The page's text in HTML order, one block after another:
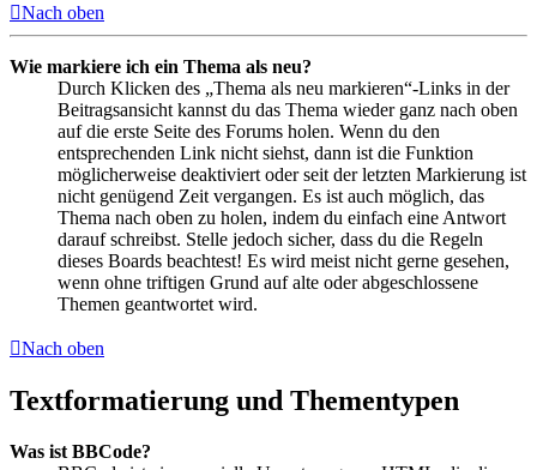
Nach oben
Wie markiere ich ein Thema als neu?
Durch Klicken des „Thema als neu markieren“-Links in der
Beitragsansicht kannst du das Thema wieder ganz nach oben
auf die erste Seite des Forums holen. Wenn du den
entsprechenden Link nicht siehst, dann ist die Funktion
möglicherweise deaktiviert oder seit der letzten Markierung ist
nicht genügend Zeit vergangen. Es ist auch möglich, das
Thema nach oben zu holen, indem du einfach eine Antwort
darauf schreibst. Stelle jedoch sicher, dass du die Regeln
dieses Boards beachtest! Es wird meist nicht gerne gesehen,
wenn ohne triftigen Grund auf alte oder abgeschlossene
Themen geantwortet wird.
Nach oben
Textformatierung und Thementypen
Was ist BBCode?